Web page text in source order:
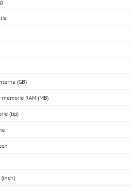
(GB)
memorie RAM (MB)
(tip)
(inch)